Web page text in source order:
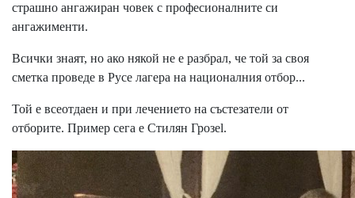
страшно ангажиран човек с професионалните си
ангажименти.
Всички знаят, но ако някой не е разбрал, че той за своя
сметка проведе в Русе лагера на националния отбор...
Той е всеотдаен и при лечението на състезатели от
отборите. Пример сега е Стилян Грозеl.